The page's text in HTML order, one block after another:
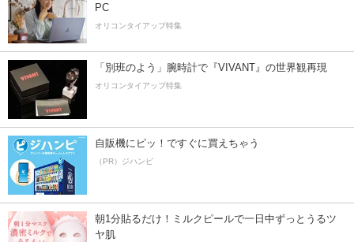
PC
オリコンタイアップ特集
「別班のよう」腕時計で『VIVANT』の世界観再現
オリコンタイアップ特集
自販機にピッ！ですぐに買えちゃう
（PR）ジハンピ
朝1分貼るだけ！ミルクピールで一日中ずっとうるツ
ヤ肌